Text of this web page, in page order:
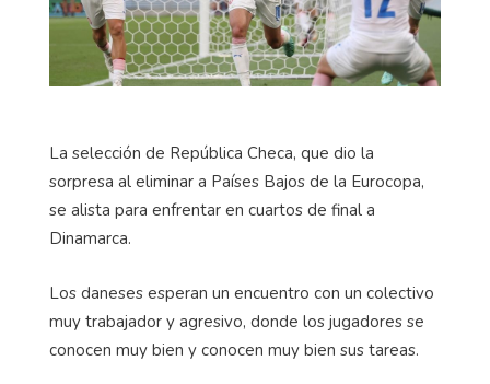
La selección de República Checa, que dio la
sorpresa al eliminar a Países Bajos de la Eurocopa,
se alista para enfrentar en cuartos de final a
Dinamarca.
Los daneses esperan un encuentro con un colectivo
muy trabajador y agresivo, donde los jugadores se
conocen muy bien y conocen muy bien sus tareas.